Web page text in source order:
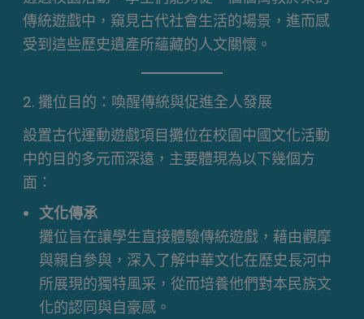
傳統遊戲中，窺見古代社會生活的場景，進而感
受到這些歷史遺產所蘊藏的人文關懷。
2. 攤位目的：喚醒傳統與促進全人發展
設置古代運動遊戲項目攤位在校園中國文化活動
中的目的多元而深遠，主要體現為以下幾個方
面：
文化傳承
攤位旨在讓學生直接體驗傳統遊戲，藉由觀摩
與親自參與，深入了解中華文化在歷史長河中
所展現的獨特風采，從而培養他們對本民族文
化的認同與自豪感。